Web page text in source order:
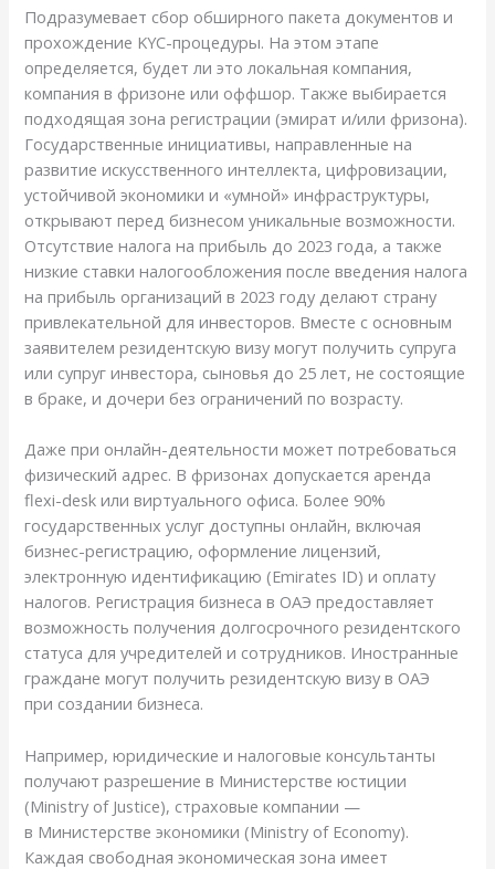
Подразумевает сбор обширного пакета документов и
прохождение KYC-процедуры. На этом этапе
определяется, будет ли это локальная компания,
компания в фризоне или оффшор. Также выбирается
подходящая зона регистрации (эмират и/или фризона).
Государственные инициативы, направленные на
развитие искусственного интеллекта, цифровизации,
устойчивой экономики и «умной» инфраструктуры,
открывают перед бизнесом уникальные возможности.
Отсутствие налога на прибыль до 2023 года, а также
низкие ставки налогообложения после введения налога
на прибыль организаций в 2023 году делают страну
привлекательной для инвесторов. Вместе с основным
заявителем резидентскую визу могут получить супруга
или супруг инвестора, сыновья до 25 лет, не состоящие
в браке, и дочери без ограничений по возрасту.
Даже при онлайн-деятельности может потребоваться
физический адрес. В фризонах допускается аренда
flexi-desk или виртуального офиса. Более 90%
государственных услуг доступны онлайн, включая
бизнес-регистрацию, оформление лицензий,
электронную идентификацию (Emirates ID) и оплату
налогов. Регистрация бизнеса в ОАЭ предоставляет
возможность получения долгосрочного резидентского
статуса для учредителей и сотрудников. Иностранные
граждане могут получить резидентскую визу в ОАЭ
при создании бизнеса.
Например, юридические и налоговые консультанты
получают разрешение в Министерстве юстиции
(Ministry of Justice), страховые компании —
в Министерстве экономики (Ministry of Economy).
Каждая свободная экономическая зона имеет